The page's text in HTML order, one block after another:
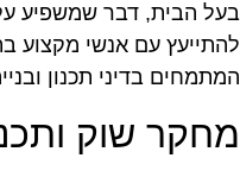
הבית, דבר שמשפיע
עם אנשי מקצוע
בדיני תכנון
שוק